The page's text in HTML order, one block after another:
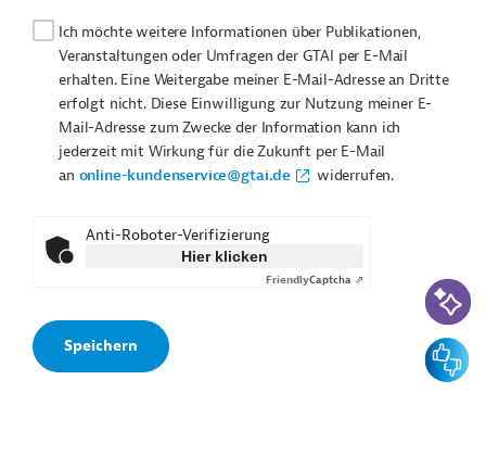
Ich möchte weitere Informationen über Publikationen,
Veranstaltungen oder Umfragen der GTAI per E-Mail
erhalten. Eine Weitergabe meiner E-Mail-Adresse an Dritte
erfolgt nicht. Diese Einwilligung zur Nutzung meiner E-
Mail-Adresse zum Zwecke der Information kann ich
jederzeit mit Wirkung für die Zukunft per E-Mail
an online-kundenservice@gtai.de widerrufen.
Anti-Roboter-Verifizierung
Hier klicken
FriendlyCaptcha ⇗ KI-